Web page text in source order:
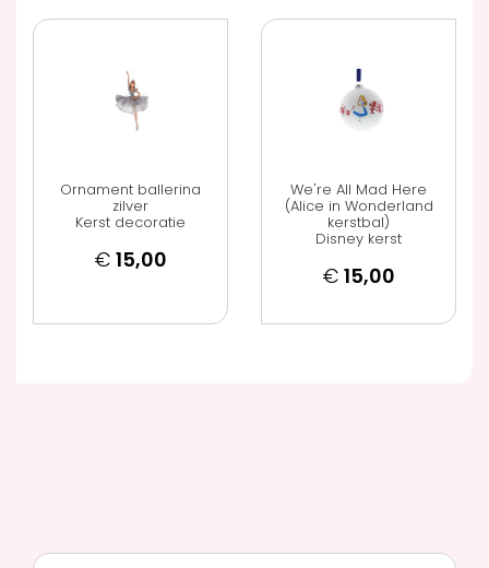
Ornament ballerina
zilver
Kerst decoratie
€ 15,00
We're All Mad Here
(Alice in Wonderland
kerstbal)
Disney kerst
€ 15,00